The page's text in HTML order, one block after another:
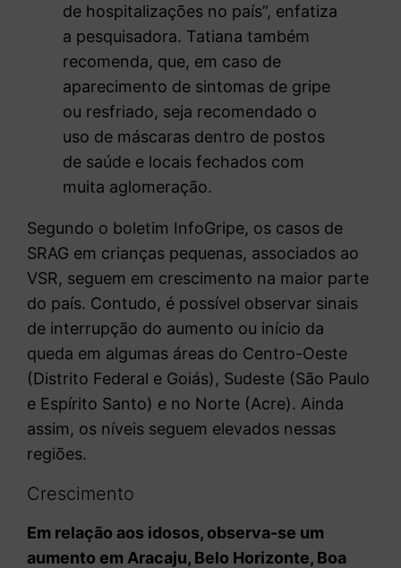
de hospitalizações no país”, enfatiza
a pesquisadora. Tatiana também
recomenda, que, em caso de
aparecimento de sintomas de gripe
ou resfriado, seja recomendado o
uso de máscaras dentro de postos
de saúde e locais fechados com
muita aglomeração.
Segundo o boletim InfoGripe, os casos de
SRAG em crianças pequenas, associados ao
VSR, seguem em crescimento na maior parte
do país. Contudo, é possível observar sinais
de interrupção do aumento ou início da
queda em algumas áreas do Centro-Oeste
(Distrito Federal e Goiás), Sudeste (São Paulo
e Espírito Santo) e no Norte (Acre). Ainda
assim, os níveis seguem elevados nessas
regiões.
Crescimento
Em relação aos idosos, observa-se um
aumento em Aracaju, Belo Horizonte, Boa